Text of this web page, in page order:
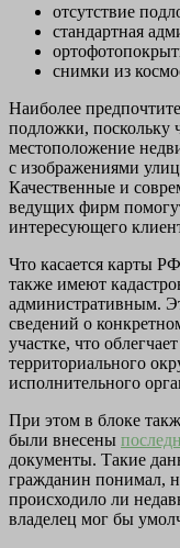
отсутствие
стандартная
снимки из
Наиболее
подложки, поскольку
местоположение
с изображениями
Качественные и
ведущих фирм
интересующего
Что касается карты
также имеют
административным.
сведений о
участке, что
территориального
исполнительного
При этом в блоке
были внесены
документы. Такие
гражданин понимал,
происходило ли
владелец мог бы